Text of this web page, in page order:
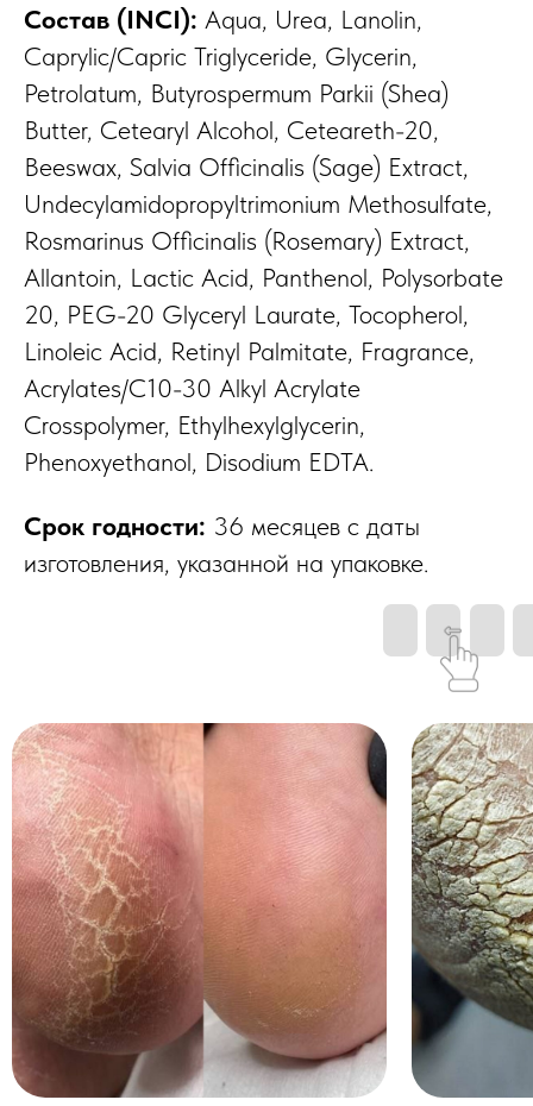
Состав (INCI): Aqua, Urea, Lanolin,
Caprylic/Capric Triglyceride, Glycerin,
Petrolatum, Butyrospermum Parkii (Shea)
Butter, Cetearyl Alcohol, Ceteareth-20,
Beeswax, Salvia Оfficinalis (Sage) Extract,
Undecylamidopropyltrimonium Methosulfate,
Rosmarinus Officinalis (Rosemary) Extract,
Allantoin, Lactic Acid, Panthenol, Polysorbate
20, PEG-20 Glyceryl Laurate, Tocopherol,
Linoleic Acid, Retinyl Palmitate, Fragrance,
Acrylates/C10-30 Alkyl Acrylate
Crosspolymer, Ethylhexylglycerin,
Phenoxyethanol, Disodium EDТА.
Срок годности: 36 месяцев с даты
изготовления, указанной на упаковке.